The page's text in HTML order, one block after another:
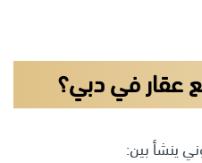
عقار في دبي؟
ينشأ بين: